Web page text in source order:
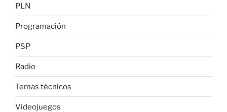
PLN
Programación
PSP
Radio
Temas técnicos
Videojuegos